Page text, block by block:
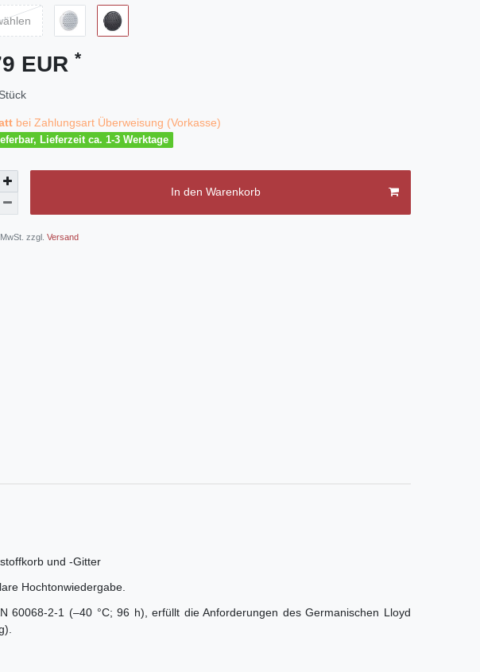
EUR *
Stück
bei Zahlungsart Überweisung (Vorkasse)
Lieferzeit ca. 1-3 Werktage
In den Warenkorb
zzgl. Versand
und -Gitter
Hochtonwiedergabe.
60068-2-1 (–40 °C; 96 h), erfüllt die Anforderungen des Germanischen Lloyd